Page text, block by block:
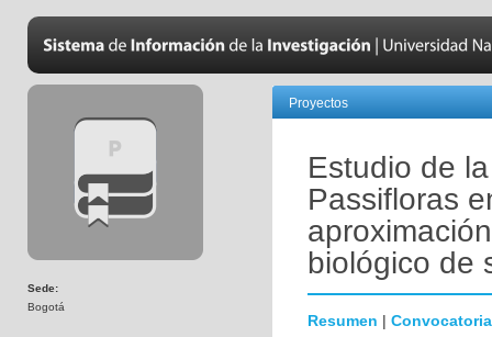
Sede:
Bogotá
Proyectos
Estudio de
Passifloras
biológico de
Resumen | Convocatoria